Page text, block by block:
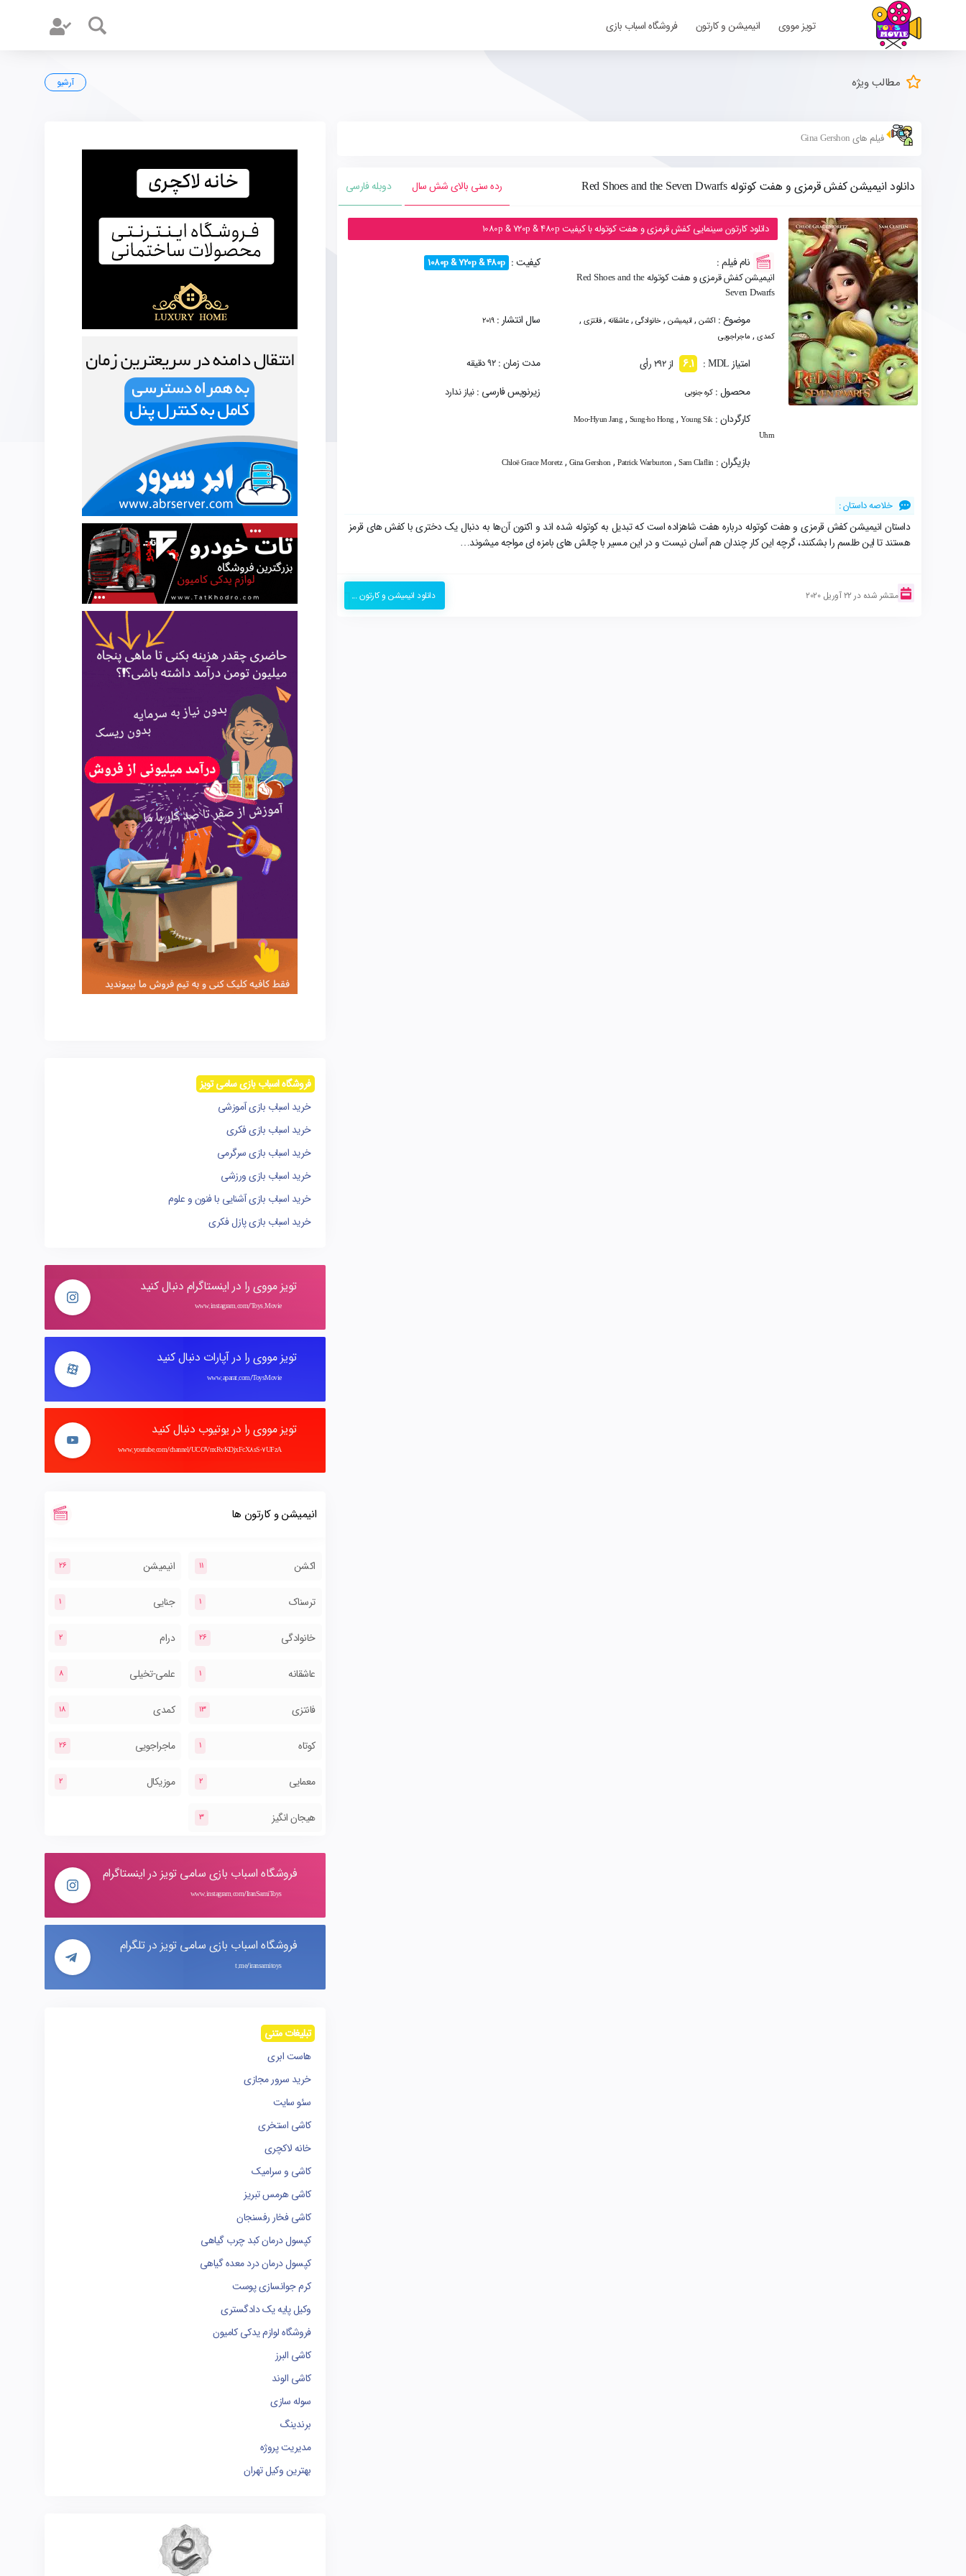
تویز مووی انیمیشن و کارتون فروشگاه اسباب بازی
مطالب ویژه آرشیو
فیلم های Gina Gershon
دانلود انیمیشن کفش قرمزی و هفت کوتوله Red Shoes and the Seven Dwarfs رده سنی بالای شش سال دوبله فارسی
دانلود کارتون سینمایی کفش قرمزی و هفت کوتوله با کیفیت 1080p & 720p & 480p
نام فیلم :
انیمیشن کفش قرمزی و هفت کوتوله Red Shoes and the
Seven Dwarfs
کیفیت : 1080p & 720p & 480p
موضوع : اکشن , انیمیشن ,خانوادگی ,عاشقانه ,فانتزی ,
کمدی , ماجراجویی
سال انتشار :2019
امتیاز MDL : 6.1 از 292 رأی مدت زمان :92 دقیقه
محصول :کره جنوبی زیرنویس فارسی :نیاز ندارد
کارگردان : Moo-Hyun Jang, Sung-ho Hong, Young Sik
Uhm
بازیگران : Chloë Grace Moretz, Gina Gershon, Patrick Warburton, Sam Claflin
خلاصه داستان :
داستان انیمیشن کفش قرمزی و هفت کوتوله درباره هفت شاهزاده‌ است که تبدیل به کوتوله شده اند‌ و اکنون آن‌ها به دنبال یک دختری با کفش های قرمز
هستند تا این طلسم را بشکنند، گرچه این کار چندان هم آسان نیست و در این مسیر با چالش های بامزه ای مواجه میشوند…
منتشر شده در 22 آوریل 2020 دانلود انیمیشن و کارتون ...
فروشگاه اسباب بازی سامی تویز
خرید اسباب بازی آموزشی
خرید اسباب بازی فکری
خرید اسباب بازی سرگرمی
خرید اسباب بازی ورزشی
خرید اسباب بازی آشنایی با فنون و علوم
خرید اسباب بازی پازل فکری
تویز مووی را در اینستاگرام دنبال کنید
www.instagram.com/Toys.Movie
تویز مووی را در آپارات دنبال کنید
www.aparat.com/ToysMovie
تویز مووی را در یوتیوب دنبال کنید
www.youtube.com/channel/UCOVnxRvKDjxFcX8sS-7UFzA
انیمیشن و کارتون ها
اکشن 11 انیمیشن 26
ترسناک 1 جنایی 1
خانوادگی 26 درام 2
عاشقانه 1 علمی-تخیلی 8
فانتزی 13 کمدی 18
کوتاه 1 ماجراجویی 26
معمایی 2 موزیکال 2
هیجان انگیز 3
فروشگاه اسباب بازی سامی تویز در اینستاگرام
www.instagram.com/IranSamiToys
فروشگاه اسباب بازی سامی تویز در تلگرام
t.me/iransamitoys
تبلیغات متنی
هاست ابری
خرید سرور مجازی
سئو سایت
کاشی استخری
خانه لاکچری
کاشی و سرامیک
کاشی هرمس تبریز
کاشی فخار رفسنجان
کپسول درمان کبد چرب گیاهی
کپسول درمان درد معده گیاهی
کرم جوانسازی پوست
وکیل پایه یک دادگستری
فروشگاه لوازم یدکی کامیون
کاشی البرز
کاشی الوند
سوله سازی
برندینگ
مدیریت پروژه
بهترین وکیل تهران